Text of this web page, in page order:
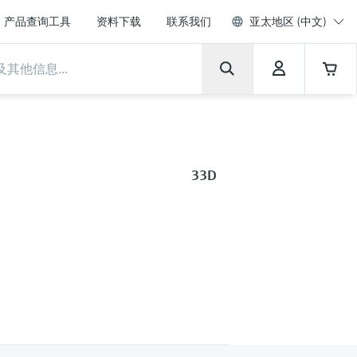
产品查询工具 资料下载 联系我们 亚太地区 (中文)
33D